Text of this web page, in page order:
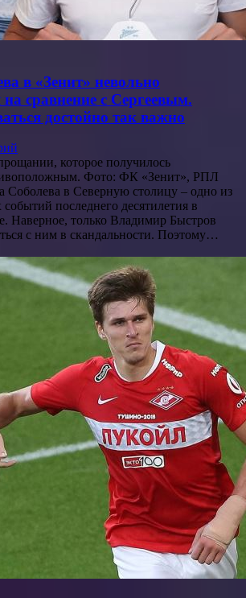
в «Зенит» невольно
сравнение с Сергеевым.
достойно так важно
которое получилось
Фото: ФК «Зенит», РПЛ
Соболева в Северную столицу – одно из
последнего десятилетия в
Наверное, только Владимир Быстров
с ним в скандальности. Поэтому…